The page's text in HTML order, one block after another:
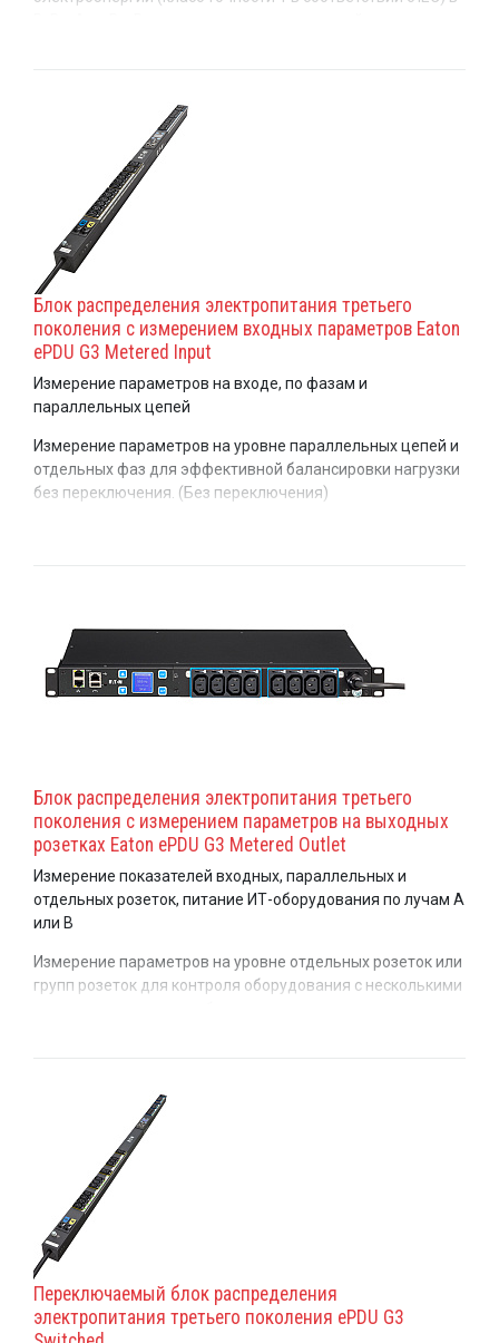
Блок распределения электропитания третьего
поколения с измерением входных параметров Eaton
ePDU G3 Metered Input
Измерение параметров на входе, по фазам и
параллельных цепей
Измерение параметров на уровне параллельных цепей и
отдельных фаз для эффективной балансировки нагрузки
без переключения. (Без переключения)
Блок распределения электропитания третьего
поколения с измерением параметров на выходных
розетках Eaton ePDU G3 Metered Outlet
Измерение показателей входных, параллельных и
отдельных розеток, питание ИТ-оборудования по лучам A
или B
Измерение параметров на уровне отдельных розеток или
групп розеток для контроля оборудования с несколькими
Переключаемый блок распределения
электропитания третьего поколения ePDU G3